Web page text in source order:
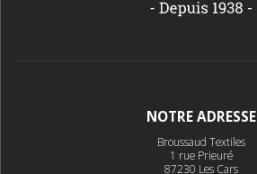
NOTRE ADRESSE
Broussaud Textiles
1 rue Prieuré
87230 Les Cars